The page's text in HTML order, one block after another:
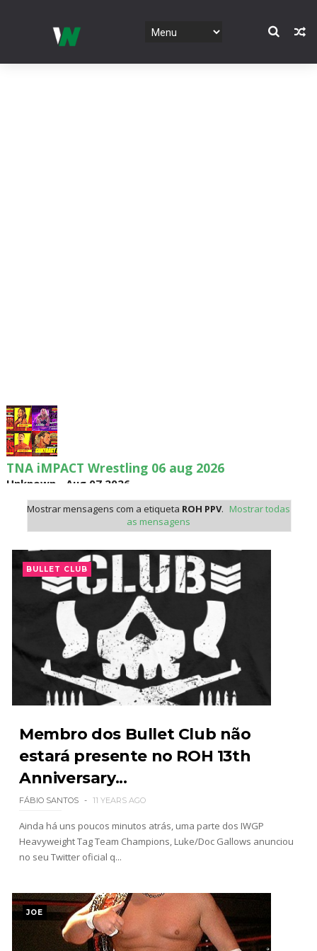
TNA iMPACT Wrestling 06 aug 2026
Unknown Aug 07 2026
AEW Dynamite 05AUG26
Unknown-Aug 06 2026
WWE NXT 04 Aug 2026
-Aug 05 2026
WWE Monday Night Raw 03 Aug 2026
WWE SummerSlam 2026 - Sunday
Unknown -Aug 02 2026
WWE Main Event, July 30, 2026
Lucha Libre AAA: Verano De Escándalo 2026 -
Mostrar mensagens com a etiqueta ROH PPV. Mostrar todas
as mensagens
BULLET CLUB
Membro dos Bullet Club não
estará presente no ROH 13th
Anniversary...
FÁBIO SANTOS 11 YEARS AGO
Ainda há uns poucos minutos atrás, uma parte dos IWGP
Heavyweight Tag Team Champions, Luke/Doc Gallows anunciou
no seu Twitter oficial q...
JOE